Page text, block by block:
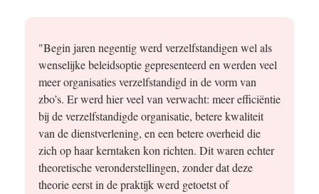
"Begin jaren negentig werd verzelfstandigen wel als
wenselijke beleidsoptie gepresenteerd en werden veel
meer organisaties verzelfstandigd in de vorm van
zbo’s. Er werd hier veel van verwacht: meer efficiëntie
bij de verzelfstandigde organisatie, betere kwaliteit
van de dienstverlening, en een betere overheid die
zich op haar kerntaken kon richten. Dit waren echter
theoretische veronderstellingen, zonder dat deze
theorie eerst in de praktijk werd getoetst of